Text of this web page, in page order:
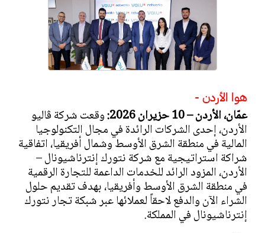
هوا الأردن -
عمّان، الأردن – 10 حزيران 2026: وقعت شركة ڤاليو
الأردن، إحدى الشركات الرائدة في مجال التكنولوجيا
المالية في منطقة الشرق الأوسط وشمال أفريقيا، اتفاقية
شراكة استراتيجية مع شركة نتورك إنترناشيونال –
الأردن، المزود الرائد للخدمات الداعمة للتجارة الرقمية
في منطقة الشرق الأوسط وأفريقيا، بهدف تقديم حلول
الشراء الآن والدفع لاحقاً لعملائها عبر شبكة تجار نتورك
إنترناشيونال في المملكة.